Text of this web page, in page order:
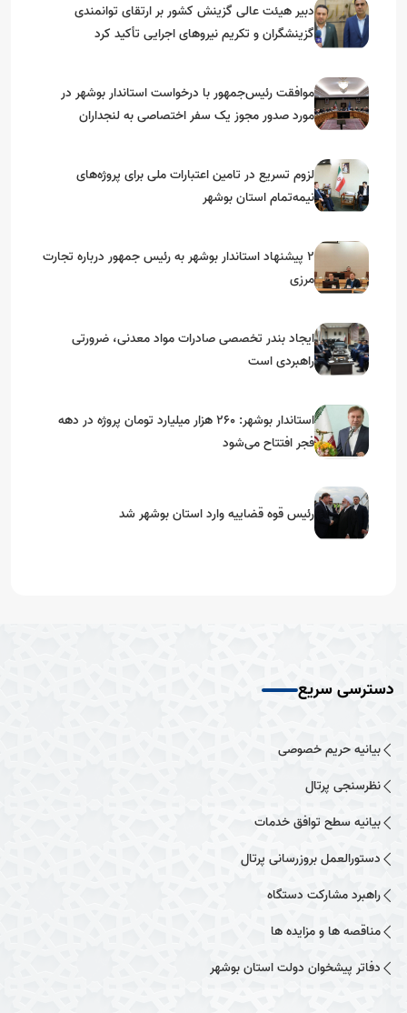
دبیر هیئت عالی گزینش کشور بر ارتقای توانمندی
گزینشگران و تکریم نیروهای اجرایی تأکید کرد
موافقت رئیس‌جمهور با درخواست استاندار بوشهر در
مورد صدور مجوز یک سفر اختصاصی به لنجداران
لزوم تسریع در تامین اعتبارات ملی برای پروژه‌های
نیمه‌تمام استان بوشهر
۲ پیشنهاد استاندار بوشهر به رئیس جمهور درباره تجارت
مرزی
ایجاد بندر تخصصی صادرات مواد معدنی، ضرورتی
راهبردی است
استاندار بوشهر: ۲۶۰ هزار میلیارد تومان پروژه در دهه
فجر افتتاح می‌شود
رئیس قوه قضاییه وارد استان بوشهر شد
دسترسی سریع
بیانیه حریم خصوصی
نظرسنجی پرتال
بیانیه سطح توافق خدمات
دستورالعمل بروزرسانی پرتال
راهبرد مشارکت دستگاه
مناقصه ها و مزایده ها
دفاتر پیشخوان دولت استان بوشهر